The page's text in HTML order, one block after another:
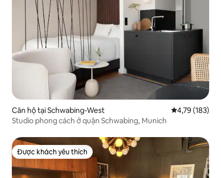
Căn hộ tại Schwabing-West Xếp hạng
4,79 (183)
Studio phong cách ở quận Schwabing, Munich
Được khách yêu thích
Được khách yêu thích